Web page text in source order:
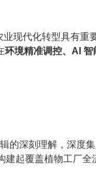
业现代化转型具有重
环境精准调控、AI 智
的深刻理解，深度
起覆盖植物工厂